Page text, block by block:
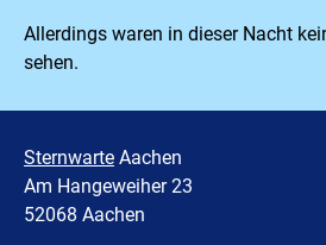
Allerdings waren in dieser Nacht
sehen.
Sternwarte Aachen
Am Hangeweiher 23
52068 Aachen